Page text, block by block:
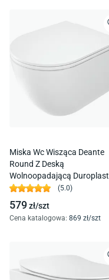
Miska Wc Wisząca Deante
Round Z Deską
Wolnoopadającą Duroplast
Cgrd6Zpw
(5.0)
579zł/szt
Cena katalogowa: 869 zł/szt